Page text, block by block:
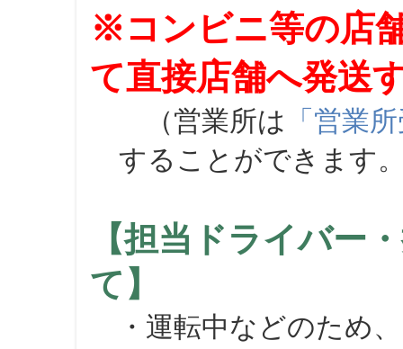
※コンビニ等の店
て直接店舗へ発送
（営業所は 「営業
することができます
【担当ドライバー
て】
・運転中などのため